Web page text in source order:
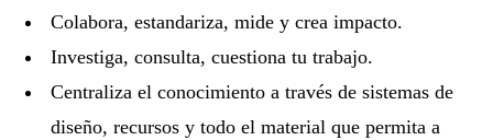
Colabora, estandariza, mide y crea impacto.
Investiga, consulta, cuestiona tu trabajo.
Centraliza el conocimiento a través de sistemas de
diseño, recursos y todo el material que permita a